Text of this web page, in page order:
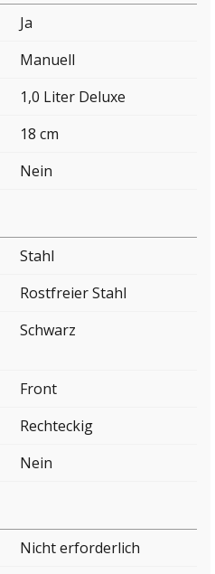
Ja
Manuell
1,0 Liter Deluxe
18 cm
Nein
Stahl
Rostfreier Stahl
Schwarz
Front
Rechteckig
Nein
Nicht erforderlich